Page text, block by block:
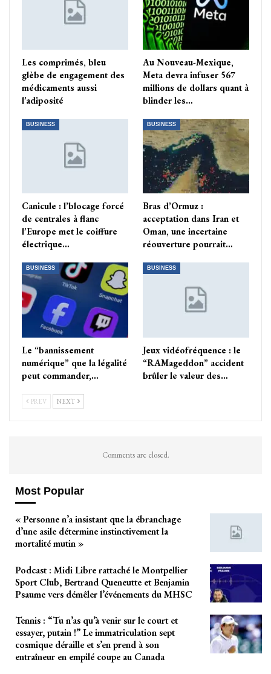
Les comprimés, bleu
glèbe de engagement des
médicaments aussi
l’adiposité
Au Nouveau-Mexique,
Meta devra infuser 567
millions de dollars quant à
blinder les…
BUSINESS
Canicule : l’blocage forcé
de centrales à flanc
l’Europe met le coiffure
électrique…
BUSINESS
Bras d’Ormuz :
acceptation dans Iran et
Oman, une incertaine
réouverture pourrait…
BUSINESS
Le “bannissement
numérique” que la légalité
peut commander,…
BUSINESS
Jeux vidéofréquence : le
“RAMageddon” accident
brûler le valeur des…
PREV NEXT
Comments are closed.
Most Popular
« Personne n’a insistant que la ébranchage
d’une asile détermine instinctivement la
mortalité mutin »
Podcast : Midi Libre rattaché le Montpellier
Sport Club, Bertrand Queneutte et Benjamin
Psaume vers démêler l’événements du MHSC
Tennis : “Tu n’as qu’à venir sur le court et
essayer, putain !” Le immatriculation sept
cosmique déraille et s’en prend à son
entraîneur en empilé coupe au Canada